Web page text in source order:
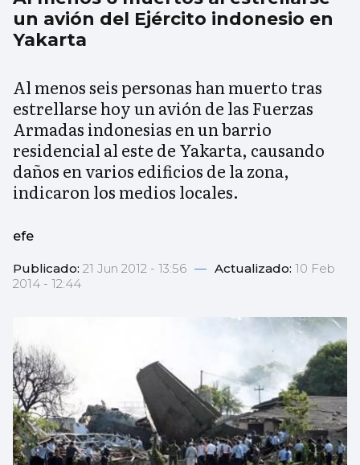
un avión del Ejército indonesio en
Yakarta
Al menos seis personas han muerto tras
estrellarse hoy un avión de las Fuerzas
Armadas indonesias en un barrio
residencial al este de Yakarta, causando
daños en varios edificios de la zona,
indicaron los medios locales.
efe
Publicado: 21 Jun 2012 - 13:56 — Actualizado: 10 Feb
2014 - 12:44